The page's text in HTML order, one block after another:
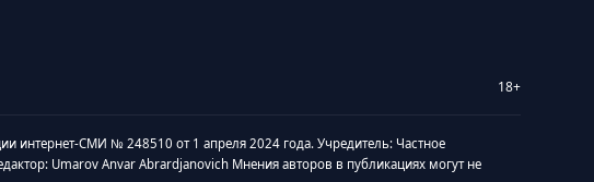
18+
интернет-СМИ № 248510 от 1 апреля 2024 года. Учредитель: Частное
Umarov Anvar Abrardjanovich Мнения авторов в публикациях могут не